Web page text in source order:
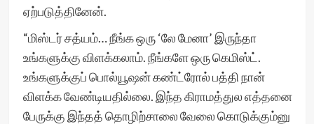
ஏற்படுத்தினேன்.
“மிஸ்டர் சத்யம்… நீங்க ஒரு ‘லே மேனா’ இருந்தா
உங்களுக்கு விளக்கலாம். நீங்களே ஒரு கெமிஸ்ட்.
உங்களுக்குப் பொல்யூஷன் கண்ட்ரோல் பத்தி நான்
விளக்க வேண்டியதில்லை. இந்த கிராமத்துல எத்தனை
பேருக்கு இந்தத் தொழிற்சாலை வேலை கொடுக்கும்னு